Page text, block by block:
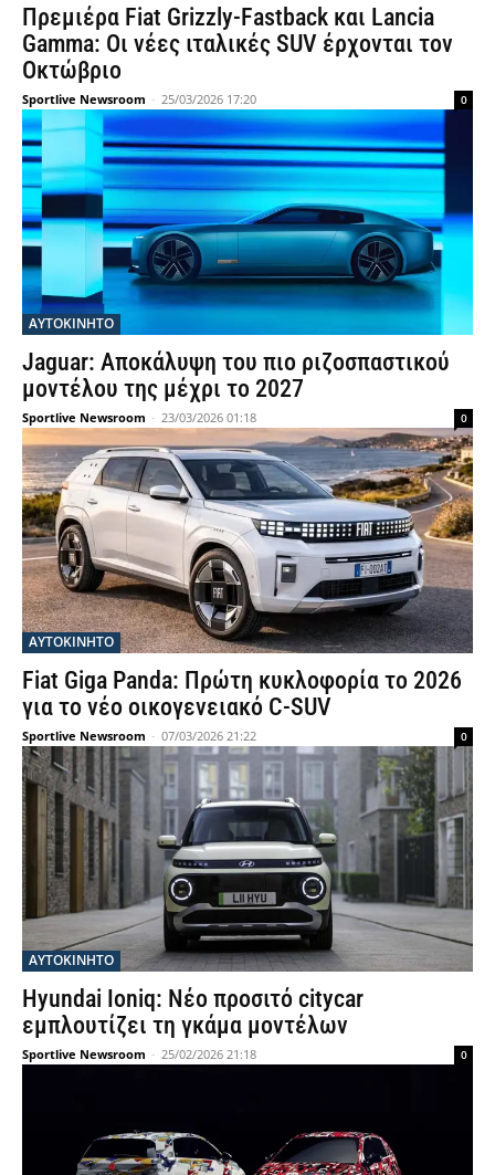
Πρεμιέρα Fiat Grizzly-Fastback και Lancia
Gamma: Οι νέες ιταλικές SUV έρχονται τον
Οκτώβριο
Sportlive Newsroom - 25/03/2026 17:20 0
ΑΥΤΟΚΙΝΗΤΟ
Jaguar: Αποκάλυψη του πιο ριζοσπαστικού
μοντέλου της μέχρι το 2027
Sportlive Newsroom - 23/03/2026 01:18 0
ΑΥΤΟΚΙΝΗΤΟ
Fiat Giga Panda: Πρώτη κυκλοφορία το 2026
για το νέο οικογενειακό C-SUV
Sportlive Newsroom - 07/03/2026 21:22 0
ΑΥΤΟΚΙΝΗΤΟ
Hyundai Ioniq: Νέο προσιτό citycar
εμπλουτίζει τη γκάμα μοντέλων
Sportlive Newsroom - 25/02/2026 21:18 0